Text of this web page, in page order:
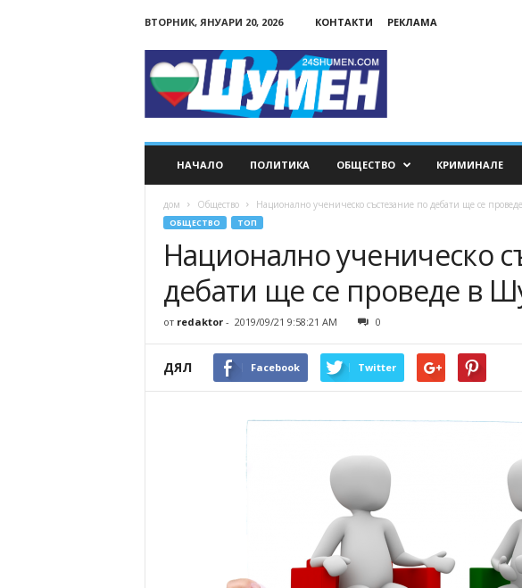
ВТОРНИК, ЯНУАРИ 20, 2026 КОНТАКТИ РЕКЛАМА
НАЧАЛО ПОЛИТИКА ОБЩЕСТВО КРИМИНАЛЕ
дом Общество Национално ученическо състезание по дебати ще се
ОБЩЕСТВО ТОП
Национално ученическо
дебати ще се проведе в
от redaktor- 2019/09/21 9:58:21 AM 0
ДЯЛ Facebook Twitter